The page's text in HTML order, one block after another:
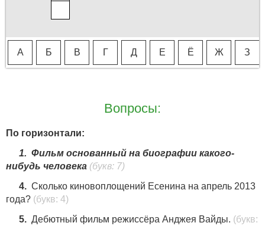
А Б В Г Д Е Ё Ж З
Вопросы:
По горизонтали:
1. Фильм основанный на биографии какого-
нибудь человека (букв: 7)
4. Сколько киновоплощений Есенина на апрель 2013
года? (букв: 4)
5. Дебютный фильм режиссёра Анджея Вайды. (букв: